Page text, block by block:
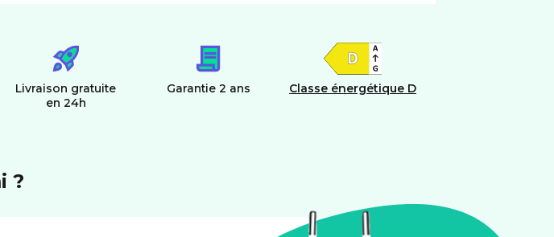
Livraison gratuite
en 24h
Garantie 2 ans Classe énergétique D
?